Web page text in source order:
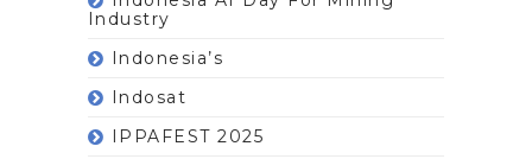
Industry
Indonesia’s
Indosat
IPPAFEST 2025